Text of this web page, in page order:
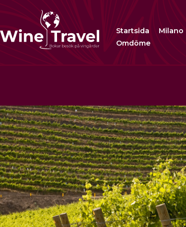
Startsida Milano
Omdöme